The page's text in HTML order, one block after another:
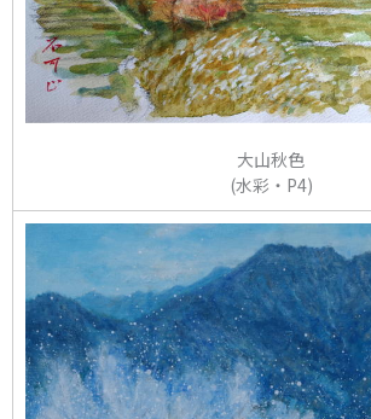
大山秋色
(水彩・P4)